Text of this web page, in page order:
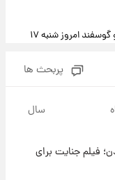
قیمت گوشت گوساله و گوسفند امروز شنبه ۱۷
پربحث ها
سال
فیلم جنایت برای